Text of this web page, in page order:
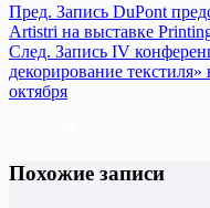
Пред. Запись DuPont
Artistri на выставке
След. Запись IV
декорирование
октября
Похожие записи